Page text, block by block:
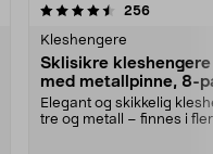
256
Kleshengere
Sklisikre
med metallpinne, 8-
Elegant og skikkelig
tre og metall – finnes i
4.5av 5 stjerner